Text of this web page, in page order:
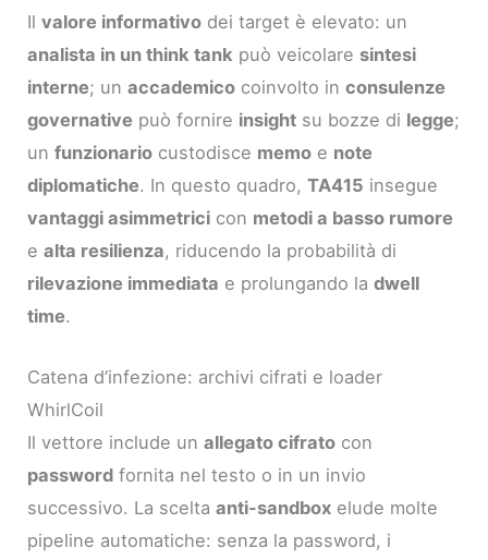
Ilvalore informativo dei target è elevato: un
analista in un think tank può veicolare sintesi
interne; unaccademico coinvolto inconsulenze
governative può fornire insight su bozze di legge;
unfunzionario custodisce memo e note
diplomatiche. In questo quadro,TA415 insegue
vantaggi asimmetrici con metodi a basso rumore
ealta resilienza, riducendo la probabilità di
rilevazione immediata e prolungando ladwell
time.
Catena d’infezione: archivi cifrati e loader
WhirlCoil
Il vettore include unallegato cifrato con
password fornita nel testo o in un invio
successivo. La sceltaanti-sandbox elude molte
pipeline automatiche: senza la password, i